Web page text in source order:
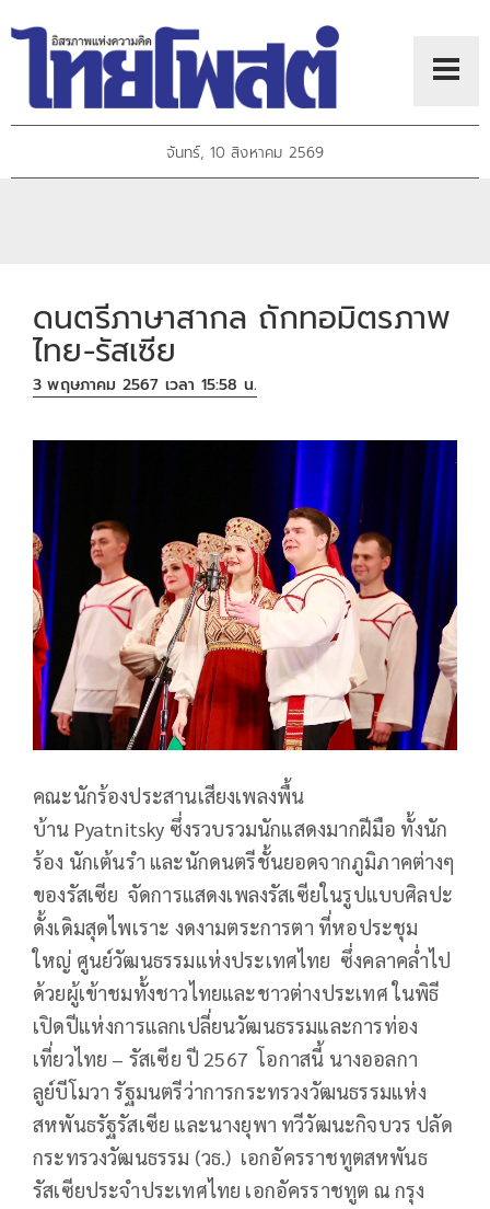
จันทร์, 10 สิงหาคม 2569
ดนตรีภาษาสากล ถักทอมิตรภาพ
ไทย-รัสเซีย
3 พฤษภาคม 2567 เวลา 15:58 น.
คณะนักร้องประสานเสียงเพลงพื้น
บ้าน Pyatnitsky ซึ่งรวบรวมนักแสดงมากฝีมือ ทั้งนัก
ร้อง นักเต้นรำ และนักดนตรีชั้นยอดจากภูมิภาคต่างๆ
ของรัสเซีย จัดการแสดงเพลงรัสเซียในรูปแบบศิลปะ
ดั้งเดิมสุดไพเราะ งดงามตระการตา ที่หอประชุม
ใหญ่ ศูนย์วัฒนธรรมแห่งประเทศไทย ซึ่งคลาคล่ำไป
ด้วยผู้เข้าชมทั้งชาวไทยและชาวต่างประเทศ ในพิธี
เปิดปีแห่งการแลกเปลี่ยนวัฒนธรรมและการท่อง
เที่ยวไทย – รัสเซีย ปี 2567 โอกาสนี้ นางออลกา
ลูย์บีโมวา รัฐมนตรีว่าการกระทรวงวัฒนธรรมแห่ง
สหพันธรัฐรัสเซีย และนางยุพา ทวีวัฒนะกิจบวร ปลัด
กระทรวงวัฒนธรรม (วธ.) เอกอัครราชทูตสหพันธ
รัสเซียประจำประเทศไทย เอกอัครราชทูต ณ กรุง